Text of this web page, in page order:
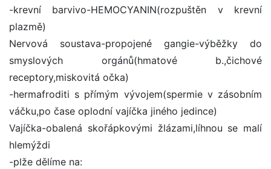
-krevní barvivo-HEMOCYANIN(rozpuštěn v krevní
plazmě)
Nervová soustava-propojené gangie-výběžky do
smyslových orgánů(hmatové b.,čichové
receptory,miskovitá očka)
-hermafroditi s přímým vývojem(spermie v zásobním
váčku,po čase oplodní vajíčka jiného jedince)
Vajíčka-obalená skořápkovými žlázami,líhnou se malí
hlemýždi
-plže dělíme na: